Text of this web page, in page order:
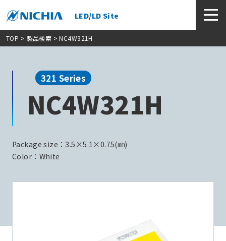
LED/LD Site
TOP > 製品検索 > NC4W321H
321 Series
NC4W321H
Package size：3.5×5.1×0.75(㎜)
Color：White